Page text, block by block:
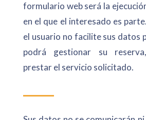
formulario web será la
en el que el interesado es
el usuario no facilite sus datos
podrá gestionar su
prestar el servicio solicitado.